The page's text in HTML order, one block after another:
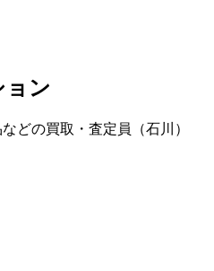
ョン
どの買取・査定員（石川）